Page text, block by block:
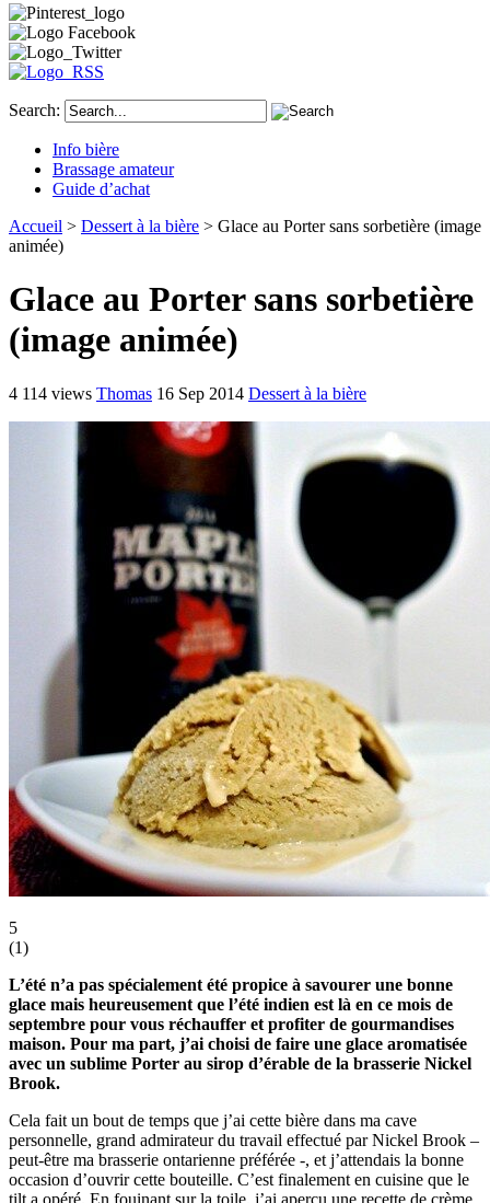
Search:
Info bière
Brassage amateur
Guide d’achat
Accueil > Dessert à la bière > Glace au Porter sans sorbetière (image
animée)
Glace au Porter sans sorbetière
(image animée)
4 114 views Thomas 16 Sep 2014 Dessert à la bière
5
(1)
L’été n’a pas spécialement été propice à savourer une bonne
glace mais heureusement que l’été indien est là en ce mois de
septembre pour vous réchauffer et profiter de gourmandises
maison. Pour ma part, j’ai choisi de faire une glace aromatisée
avec un sublime Porter au sirop d’érable de la brasserie Nickel
Brook.
Cela fait un bout de temps que j’ai cette bière dans ma cave
personnelle, grand admirateur du travail effectué par Nickel Brook –
peut-être ma brasserie ontarienne préférée -, et j’attendais la bonne
occasion d’ouvrir cette bouteille. C’est finalement en cuisine que le
tilt a opéré. En fouinant sur la toile, j’ai aperçu une recette de crème